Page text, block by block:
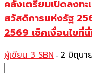
คลังเตรียมเปิดลงท
สวัสดิการแห่งรัฐ
2569 เช็คเงื่อนไขที่นี่
ผู้เขียน 3 SBN - 2 มิถุนา